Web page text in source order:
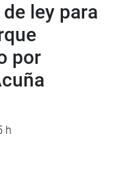
ley para
por
h